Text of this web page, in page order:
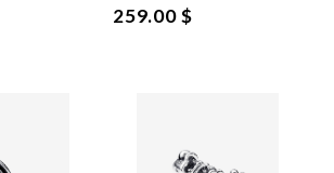
259.00 $